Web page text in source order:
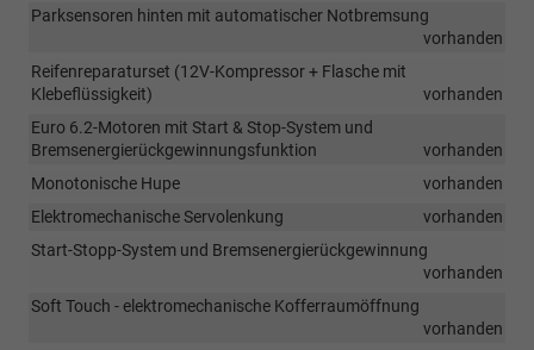
Parksensoren hinten mit automatischer Notbremsung
vorhanden
Reifenreparaturset (12V-Kompressor + Flasche mit
Klebeflüssigkeit)
vorhanden
Euro 6.2-Motoren mit Start & Stop-System und
Bremsenergierückgewinnungsfunktion
vorhanden
Monotonische Hupe
vorhanden
Elektromechanische Servolenkung
vorhanden
Start-Stopp-System und Bremsenergierückgewinnung
vorhanden
Soft Touch - elektromechanische Kofferraumöffnung
vorhanden